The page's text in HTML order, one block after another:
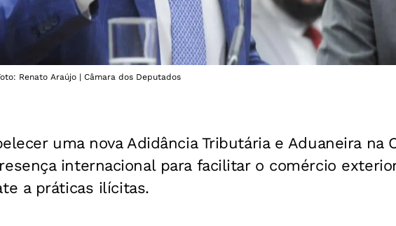
Renato Araújo | Câmara dos Deputados
uma nova Adidância Tributária e Aduaneira na
internacional para facilitar o comércio
a práticas ilícitas.